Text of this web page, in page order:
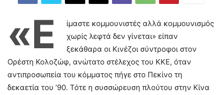
«Ε
ίμαστε κομμουνιστές αλλά κομμουνισμός
χωρίς λεφτά δεν γίνεται» είπαν
ξεκάθαρα οι Κινέζοι σύντροφοι στον
Ορέστη Κολοζώφ, ανώτατο στέλεχος του ΚΚΕ, όταν
αντιπροσωπεία του κόμματος πήγε στο Πεκίνο τη
δεκαετία του ’90. Τότε η συσσώρευση πλούτου στην Κίνα